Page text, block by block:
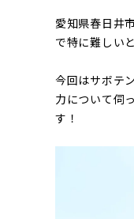
愛知県春日井
で特に難しい
今回はサボテ
力について伺
す！